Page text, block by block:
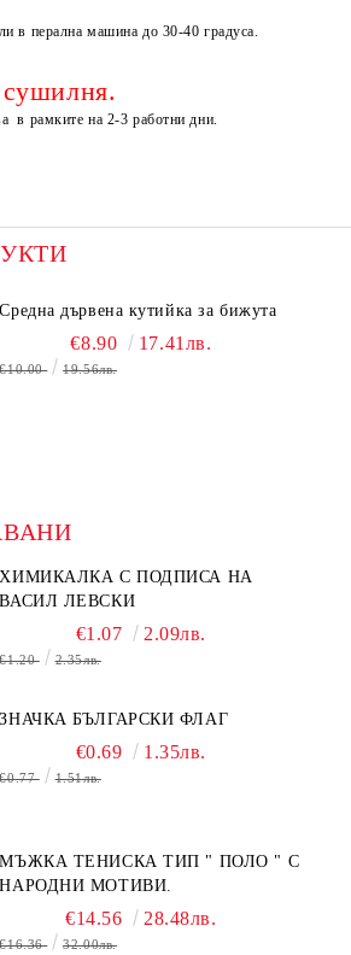
в перална машина до 30-40 градуса.
сушилня.
в рамките на 2-3 работни дни.
Средна дървена кутийка за бижута
€8.90 17.41лв.
€10.00 19.56лв.
ХИМИКАЛКА С ПОДПИСА НА
ВАСИЛ ЛЕВСКИ
€1.07 2.09лв.
€1.20 2.35лв.
ЗНАЧКА БЪЛГАРСКИ ФЛАГ
€0.69 1.35лв.
€0.77 1.51лв.
МЪЖКА ТЕНИСКА ТИП " ПОЛО " С
НАРОДНИ МОТИВИ.
€14.56 28.48лв.
€16.36 32.00лв.